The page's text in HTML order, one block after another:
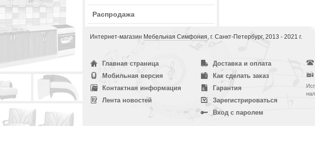
Распродажа
Интернет-магазин Мебельная Симфония, г. Санкт-Петербург, 2013 - 2021 г.
Главная страница
Мобильная версия
Контактная информация
Лента новостей
Доставка и оплата
Как сделать заказ
Гарантия
Зарегистрироваться
Вход с паролем